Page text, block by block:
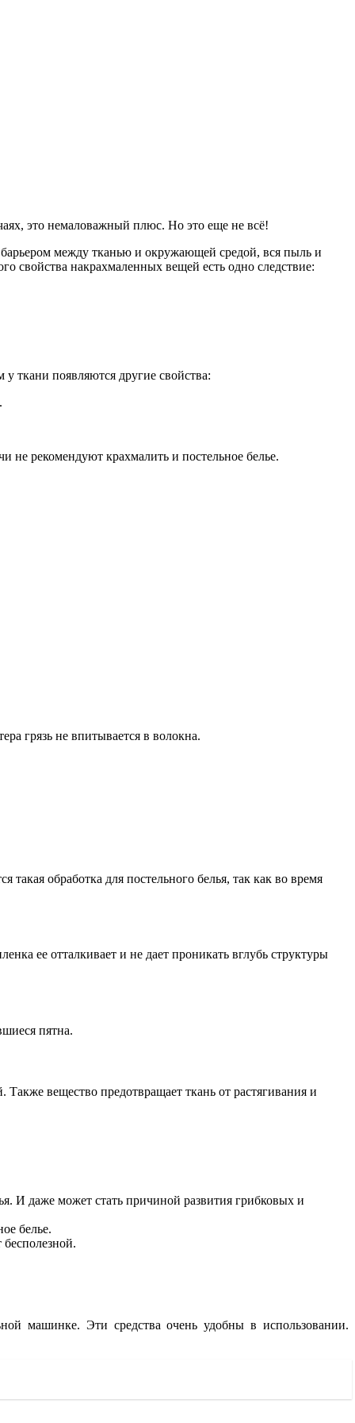
это немаловажный плюс. Но это еще не всё!
между тканью и окружающей средой, вся пыль и
свойства накрахмаленных вещей есть одно следствие:
ткани появляются другие свойства:
не рекомендуют крахмалить и постельное белье.
грязь не впитывается в волокна.
такая обработка для постельного белья, так как во время
ее отталкивает и не дает проникать вглубь структуры
пятна.
вещество предотвращает ткань от растягивания и
И даже может стать причиной развития грибковых и
белье.
машинке. Эти средства очень удобны в использовании.